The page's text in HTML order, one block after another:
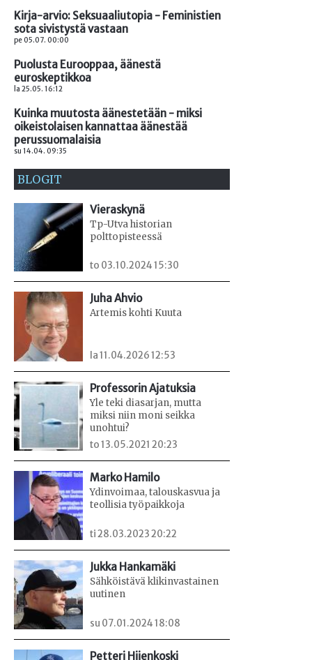
Kirja-arvio: Seksuaaliutopia - Feministien
sota sivistystä vastaan
pe 05.07. 00:00
Puolusta Eurooppaa, äänestä
euroskeptikkoa
la 25.05. 16:12
Kuinka muutosta äänestetään - miksi
oikeistolaisen kannattaa äänestää
perussuomalaisia
su 14.04. 09:35
BLOGIT
Vieraskynä
Tp-Utva historian
polttopisteessä
to 03.10.2024 15:30
Juha Ahvio
Artemis kohti Kuuta
la 11.04.2026 12:53
Professorin Ajatuksia
Yle teki diasarjan, mutta
miksi niin moni seikka
unohtui?
to 13.05.2021 20:23
Marko Hamilo
Ydinvoimaa, talouskasvua ja
teollisia työpaikkoja
ti 28.03.2023 20:22
Jukka Hankamäki
Sähköistävä klikinvastainen
uutinen
su 07.01.2024 18:08
Petteri Hiienkoski